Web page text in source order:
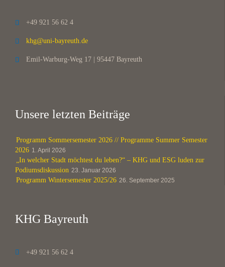
 +49 921 56 62 4
 khg@uni-bayreuth.de
 Emil-Warburg-Weg 17 | 95447 Bayreuth
Unsere letzten Beiträge
Programm Sommersemester 2026 // Programme Summer Semester
2026 1. April 2026
„In welcher Stadt möchtest du leben?“ – KHG und ESG luden zur
Podiumsdiskussion 23. Januar 2026
Programm Wintersemester 2025/26 26. September 2025
KHG Bayreuth
 +49 921 56 62 4